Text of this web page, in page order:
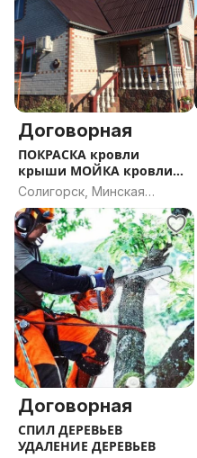
Договорная
ПОКРАСКА кровли
крыши МОЙКА кровли
крыши шифера
Солигорск, Минская
область
Договорная
СПИЛ ДЕРЕВЬЕВ
УДАЛЕНИЕ ДЕРЕВЬЕВ